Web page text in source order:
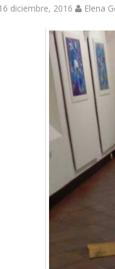
diciembre, 2016 Elena